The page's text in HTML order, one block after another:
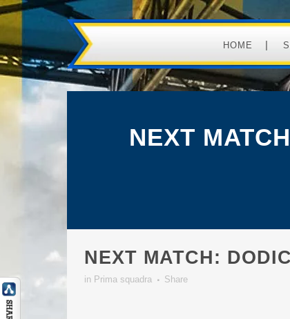
HOME
NEXT
NEXT MATCH:
in Prima squadra Share